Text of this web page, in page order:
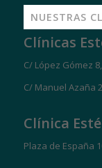
NUESTRAS
Clínicas
C/ López Gómez
C/ Manuel Azaña
Clínica
Plaza de España